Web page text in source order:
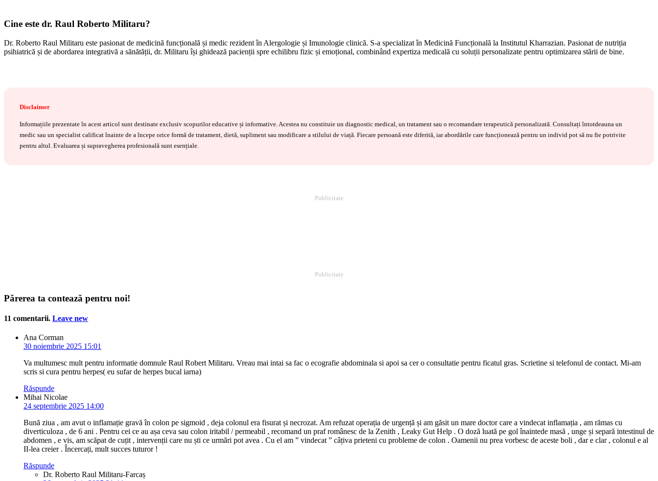
Cine este dr. Raul Roberto Militaru?
Dr. Roberto Raul Militaru este pasionat de medicină funcțională și medic rezident în Alergologie și Imunologie clinică. S-a specializat în Medicină Funcțională la Institutul Kharrazian. Pasionat de nutriția
psihiatrică și de abordarea integrativă a sănătății, dr. Militaru își ghidează pacienții spre echilibru fizic și emoțional, combinând expertiza medicală cu soluții personalizate pentru optimizarea stării de bine.
Disclaimer
Informațiile prezentate în acest articol sunt destinate exclusiv scopurilor educative și informative. Acestea nu constituie un diagnostic medical, un tratament sau o recomandare terapeutică personalizată. Consultați întotdeauna un
medic sau un specialist calificat înainte de a începe orice formă de tratament, dietă, supliment sau modificare a stilului de viață. Fiecare persoană este diferită, iar abordările care funcționează pentru un individ pot să nu fie potrivite
pentru altul. Evaluarea și supravegherea profesională sunt esențiale.
Publicitate
Publicitate
Părerea ta contează pentru noi!
11 comentarii. Leave new
Ana Corman
30 noiembrie 2025 15:01
Va multumesc mult pentru informatie domnule Raul Robert Militaru. Vreau mai intai sa fac o ecografie abdominala si apoi sa cer o consultatie pentru ficatul gras. Scrietine si telefonul de contact. Mi-am
scris si cura pentru herpes( eu sufar de herpes bucal iarna)
Răspunde
Mihai Nicolae
24 septembrie 2025 14:00
Bună ziua , am avut o inflamație gravă în colon pe sigmoid , deja colonul era fisurat și necrozat. Am refuzat operația de urgență și am găsit un mare doctor care a vindecat inflamația , am rămas cu
diverticuloza , de 6 ani . Pentru cei ce au așa ceva sau colon iritabil / permeabil , recomand un praf românesc de la Zenith , Leaky Gut Help . O doză luată pe gol înaintede masă , unge și separă intestinul de
abdomen , e vis, am scăpat de cuțit , intervenții care nu ști ce urmări pot avea . Cu el am ” vindecat ” câțiva prieteni cu probleme de colon . Oamenii nu prea vorbesc de aceste boli , dar e clar , colonul e al
II-lea creier . Încercați, mult succes tuturor !
Răspunde
Dr. Roberto Raul Militaru-Farcaș